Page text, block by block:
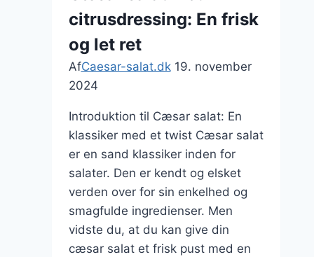
citrusdressing: En frisk
og let ret
AfCaesar-salat.dk 19. november
2024
Introduktion til Cæsar salat: En
klassiker med et twist Cæsar salat
er en sand klassiker inden for
salater. Den er kendt og elsket
verden over for sin enkelhed og
smagfulde ingredienser. Men
vidste du, at du kan give din
cæsar salat et frisk pust med en